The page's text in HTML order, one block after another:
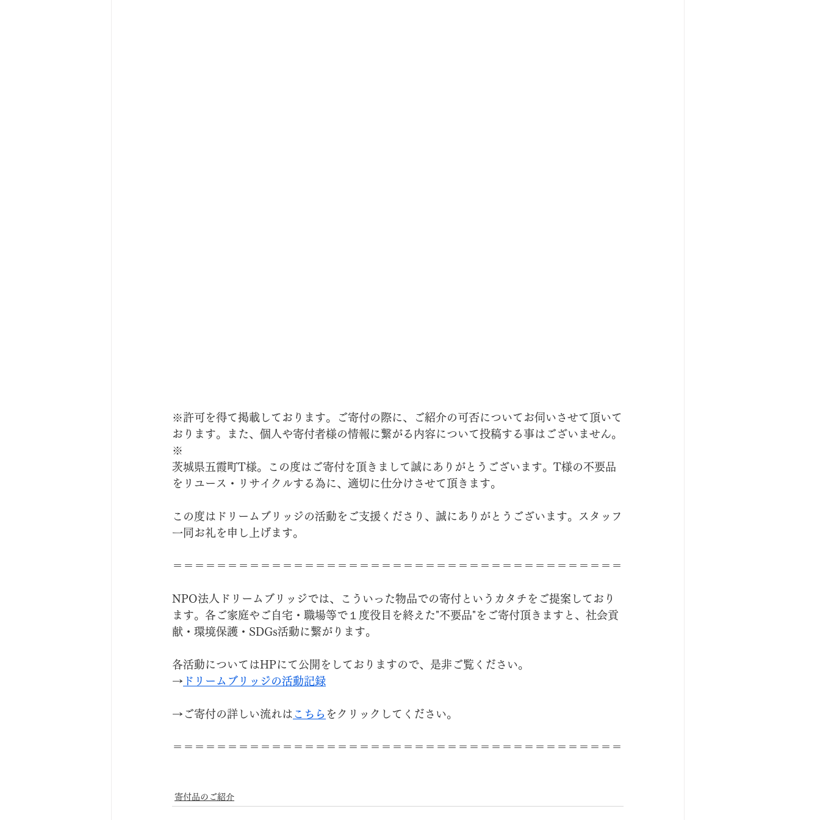
※許可を得て掲載しております。ご寄付の際に、ご紹介の可否についてお伺いさせて頂いて
おります。また、個人や寄付者様の情報に繋がる内容について投稿する事はございません。
※
茨城県五霞町T様。この度はご寄付を頂きまして誠にありがとうございます。T様の不要品
をリユース・リサイクルする為に、適切に仕分けさせて頂きます。
この度はドリームブリッジの活動をご支援くださり、誠にありがとうございます。スタッフ
一同お礼を申し上げます。
＝＝＝＝＝＝＝＝＝＝＝＝＝＝＝＝＝＝＝＝＝＝＝＝＝＝＝＝＝＝＝＝＝＝＝＝＝＝＝＝＝
NPO法人ドリームブリッジでは、こういった物品での寄付というカタチをご提案しており
ます。各ご家庭やご自宅・職場等で１度役目を終えた"不要品"をご寄付頂きますと、社会貢
献・環境保護・SDGs活動に繋がります。
各活動についてはHPにて公開をしておりますので、是非ご覧ください。
→ ドリームブリッジの活動記録
→ご寄付の詳しい流れは こちら をクリックしてください。
＝＝＝＝＝＝＝＝＝＝＝＝＝＝＝＝＝＝＝＝＝＝＝＝＝＝＝＝＝＝＝＝＝＝＝＝＝＝＝＝＝
寄付品のご紹介